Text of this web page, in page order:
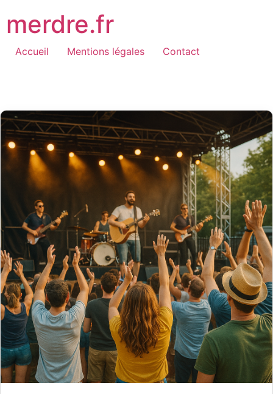
au
contenu
merdre.fr
Accueil Mentions légales Contact